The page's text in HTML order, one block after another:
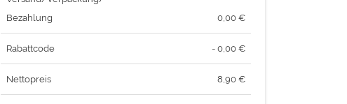
Bezahlung
0,00 €
Rabattcode - 0,00 €
Nettopreis 8,90 €